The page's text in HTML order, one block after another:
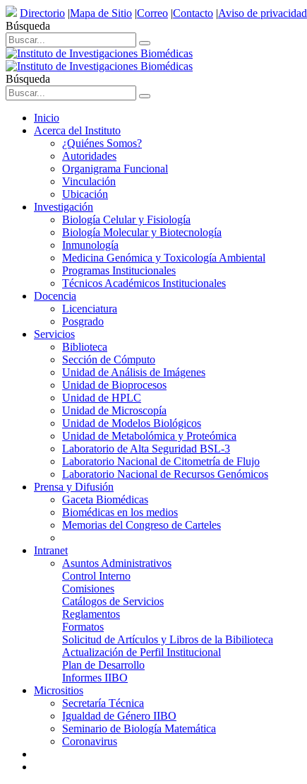
Directorio |Mapa de Sitio |Correo |Contacto |Aviso de privacidad
Búsqueda
Búsqueda
Inicio
Acerca del Instituto
¿Quiénes Somos?
Autoridades
Organigrama Funcional
Vinculación
Ubicación
Investigación
Biología Celular y Fisiología
Biología Molecular y Biotecnología
Inmunología
Medicina Genómica y Toxicología Ambiental
Programas Institucionales
Técnicos Académicos Institucionales
Docencia
Licenciatura
Posgrado
Servicios
Biblioteca
Sección de Cómputo
Unidad de Análisis de Imágenes
Unidad de Bioprocesos
Unidad de HPLC
Unidad de Microscopía
Unidad de Modelos Biológicos
Unidad de Metabolómica y Proteómica
Laboratorio de Alta Seguridad BSL-3
Laboratorio Nacional de Citometría de Flujo
Laboratorio Nacional de Recursos Genómicos
Prensa y Difusión
Gaceta Biomédicas
Biomédicas en los medios
Memorias del Congreso de Carteles
Intranet
Asuntos Administrativos
Control Interno
Comisiones
Catálogos de Servicios
Reglamentos
Formatos
Solicitud de Artículos y Libros de la Bibilioteca
Actualización de Perfil Institucional
Plan de Desarrollo
Informes IIBO
Micrositios
Secretaría Técnica
Igualdad de Género IIBO
Seminario de Biología Matemática
Coronavirus